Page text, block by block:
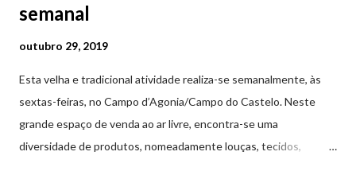
semanal
outubro 29, 2019
Esta velha e tradicional atividade realiza-se semanalmente, às
sextas-feiras, no Campo d’Agonia/Campo do Castelo. Neste
grande espaço de venda ao ar livre, encontra-se uma
diversidade de produtos, nomeadamente louças, tecidos,